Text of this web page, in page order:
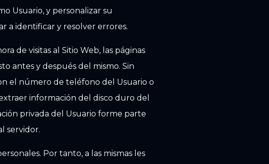
Usuario, y personalizar su
a identificar y resolver errores.
de visitas al Sitio Web, las páginas
antes y después del mismo. Sin
el número de teléfono del Usuario o
información del disco duro del
privada del Usuario forme parte
servidor.
Por tanto, a las mismas les